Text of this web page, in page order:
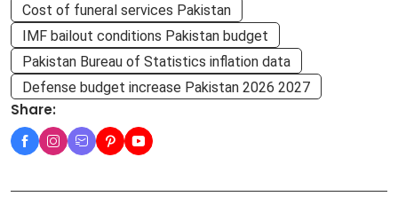
Cost of funeral services Pakistan
IMF bailout conditions Pakistan budget
Pakistan Bureau of Statistics inflation data
Defense budget increase Pakistan 2026 2027
Share: